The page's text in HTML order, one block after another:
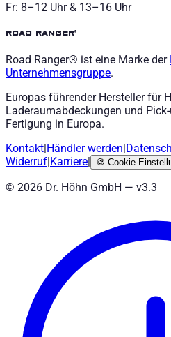
Fr: 8–12 Uhr & 13–16 Uhr
road ranger®
Road Ranger® ist eine Marke der
Unternehmensgruppe.
Europas führender Hersteller für
Laderaumabdeckungen und
Fertigung in Europa.
Kontakt Händler werden
Widerruf Karriere 🍪 Cookie-
© 2026 Dr. Höhn GmbH — v3.3